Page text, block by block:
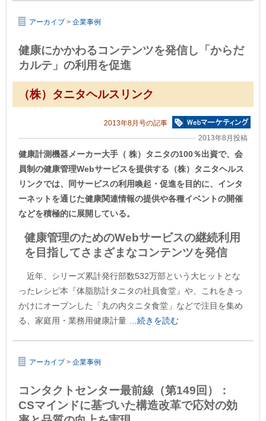
アーカイブ > 企業事例
健康にかかわるコンテンツを発信し「からだ
カルテ」の利用を促進
（株）タニタヘルスリンク
2013年8月号の記事
2013年8月投稿
健康計測機器メーカー大手（ 株）タニタの100％出資で、会
員制の健康管理Webサービスを提供する（株）タニタヘルス
リンクでは、同サービスの利用喚起・促進を目的に、インタ
ーネットを通じた健康関連情報の提供や各種イベントの開催
などを積極的に展開している。
健康管理のためのWebサービスの継続利用
を目指してさまざまなコンテンツを発信
近年、シリーズ累計発行部数532万部という大ヒットとな
ったレシピ本『体脂肪計タニタの社員食堂』や、これをきっ
かけにオープンした「丸の内タニタ食堂」などで注目を集め
る、家庭用・業務用健康計量 …続きを読む
アーカイブ > 企業事例
コンタクトセンター最前線（第149回）：
CSマインドに基づいた構造改革で応対の効